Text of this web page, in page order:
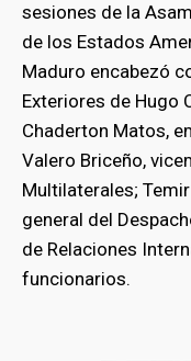
sesiones de la
de los Estados
Maduro encabezó
Exteriores de Hugo
Chaderton Matos,
Valero Briceño,
Multilaterales;
general del
de Relaciones
funcionarios.